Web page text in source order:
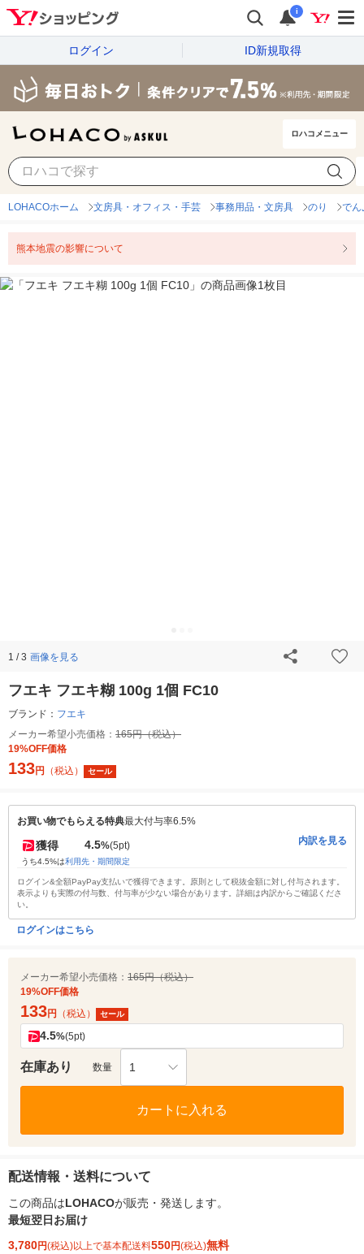
i
ログイン ID新規取得
ロハコメニュー
LOHACOホーム 文房具・オフィス・手芸 事務用品・文房具 のり でん
熊本地震の影響について
1 / 3 画像を見る
フエキ フエキ糊 100g 1個 FC10
ブランド： フエキ
メーカー希望小売価格： 165円（税込）
19%OFF価格
133円 （税込） セール
お買い物でもらえる特典最大付与率6.5%
獲得 4.5%(5pt)
うち4.5%は利用先・期間限定
内訳を見る
ログイン&全額PayPay支払いで獲得できます。原則として税抜金額に対し付与されます。
表示よりも実際の付与数、付与率が少ない場合があります。詳細は内訳からご確認くださ
い。
ログインはこちら
メーカー希望小売価格： 165円（税込）
19%OFF価格
133円 （税込） セール
4.5%(5pt)
在庫あり 数量 1
カートに入れる
配送情報・送料について
この商品はLOHACOが販売・発送します。
最短翌日お届け
3,780円(税込)以上で基本配送料550円(税込)無料